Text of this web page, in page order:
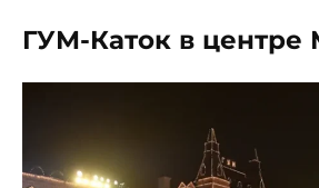
ГУМ-Каток в центре